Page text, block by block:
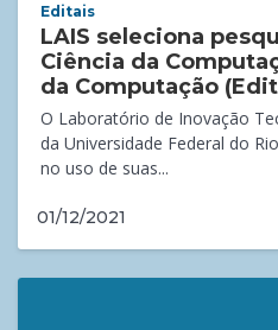
Editais
LAIS seleciona
Ciência da
da Computação
O Laboratório de Inovação
da Universidade Federal do
no uso de suas...
01/12/2021